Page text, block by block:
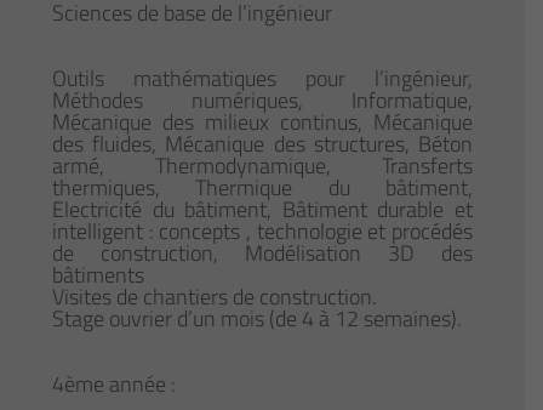
Sciences de base de l’ingénieur
Outils mathématiques pour l’ingénieur,
Méthodes numériques, Informatique,
Mécanique des milieux continus, Mécanique
des fluides, Mécanique des structures, Béton
armé, Thermodynamique, Transferts
thermiques, Thermique du bâtiment,
Electricité du bâtiment, Bâtiment durable et
intelligent : concepts , technologie et procédés
de construction, Modélisation 3D des
bâtiments
Visites de chantiers de construction.
Stage ouvrier d’un mois (de 4 à 12 semaines).
4ème année :